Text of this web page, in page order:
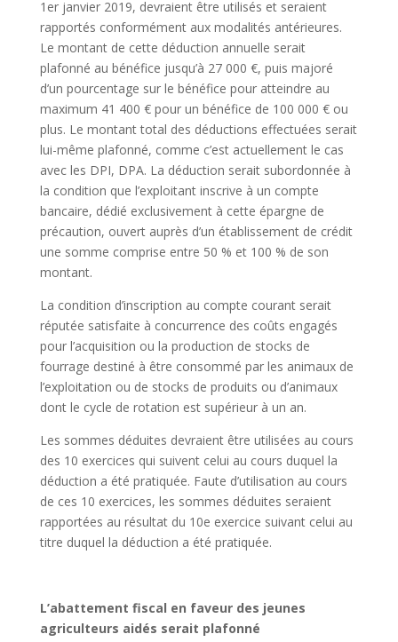
1er janvier 2019, devraient être utilisés et seraient
rapportés conformément aux modalités antérieures.
Le montant de cette déduction annuelle serait
plafonné au bénéfice jusqu’à 27 000 €, puis majoré
d’un pourcentage sur le bénéfice pour atteindre au
maximum 41 400 € pour un bénéfice de 100 000 € ou
plus. Le montant total des déductions effectuées serait
lui-même plafonné, comme c’est actuellement le cas
avec les DPI, DPA. La déduction serait subordonnée à
la condition que l’exploitant inscrive à un compte
bancaire, dédié exclusivement à cette épargne de
précaution, ouvert auprès d’un établissement de crédit
une somme comprise entre 50 % et 100 % de son
montant.
La condition d’inscription au compte courant serait
réputée satisfaite à concurrence des coûts engagés
pour l’acquisition ou la production de stocks de
fourrage destiné à être consommé par les animaux de
l’exploitation ou de stocks de produits ou d’animaux
dont le cycle de rotation est supérieur à un an.
Les sommes déduites devraient être utilisées au cours
des 10 exercices qui suivent celui au cours duquel la
déduction a été pratiquée. Faute d’utilisation au cours
de ces 10 exercices, les sommes déduites seraient
rapportées au résultat du 10e exercice suivant celui au
titre duquel la déduction a été pratiquée.
L’abattement fiscal en faveur des jeunes
agriculteurs aidés serait plafonné